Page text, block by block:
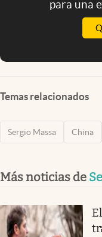
para una
Temas relacionados
Sergio Massa China
Más noticias de